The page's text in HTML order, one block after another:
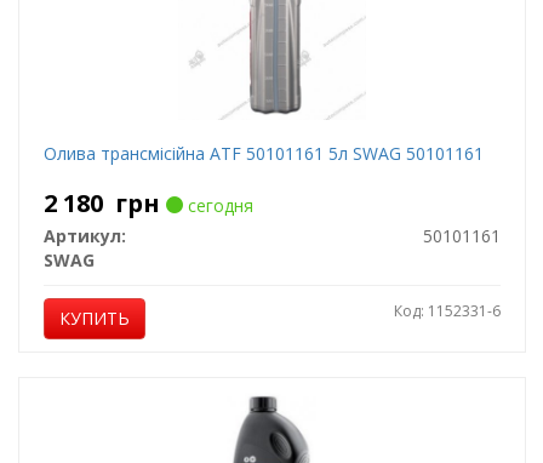
Олива трансмісійна ATF 50101161 5л SWAG 50101161
2 180 грн
сегодня
Артикул:
50101161
SWAG
КУПИТЬ Код: 1152331-6